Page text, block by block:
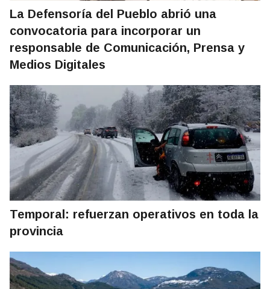
La Defensoría del Pueblo abrió una
convocatoria para incorporar un
responsable de Comunicación, Prensa y
Medios Digitales
Temporal: refuerzan operativos en toda la
provincia